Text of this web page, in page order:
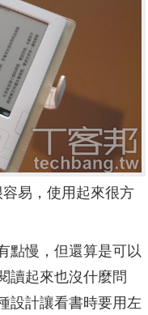
易，使用起來很方
點慢，但還算是可以
讀起來也沒什麼問
設計讓看書時要用左